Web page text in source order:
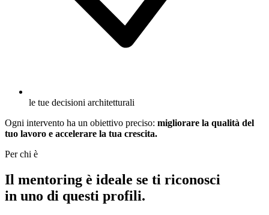
le tue decisioni architetturali
Ogni intervento ha un obiettivo preciso: migliorare la qualità del
tuo lavoro e accelerare la tua crescita.
Per chi è
Il mentoring è ideale se ti riconosci
in uno di questi profili.